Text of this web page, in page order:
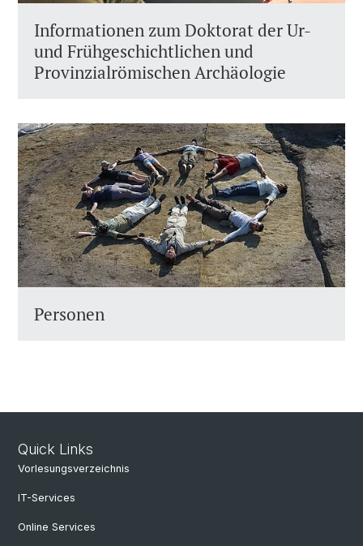
Informationen zum Doktorat der Ur-
und Frühgeschichtlichen und
Provinzialrömischen Archäologie
Personen
Quick Links
Vorlesungsverzeichnis
IT-Services
Online Services